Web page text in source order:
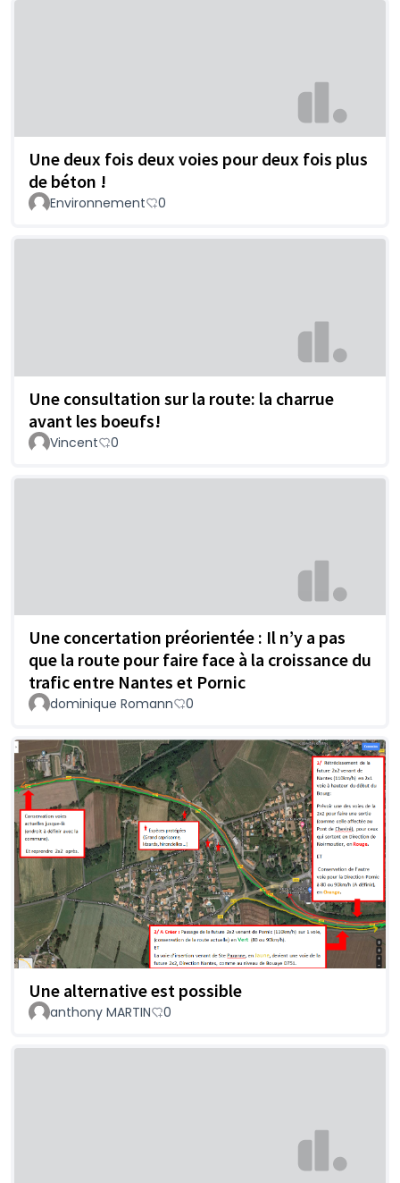
Une deux fois deux voies pour deux fois plus
de béton !
Environnement 0
Une consultation sur la route: la charrue
avant les boeufs!
Vincent 0
Une concertation préorientée : Il n’y a pas
que la route pour faire face à la croissance du
trafic entre Nantes et Pornic
dominique Romann 0
Une alternative est possible
anthony MARTIN 0